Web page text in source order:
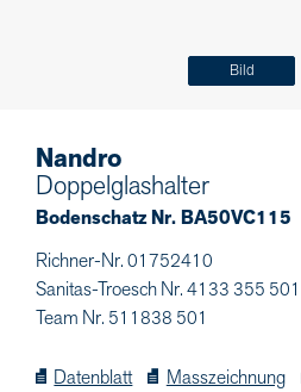
Bild
Nandro
Doppelglashalter
Bodenschatz Nr. BA50VC115
Richner-Nr. 01752410
Sanitas-Troesch Nr. 4133 355 501
Team Nr. 511838 501
Datenblatt Masszeichnung